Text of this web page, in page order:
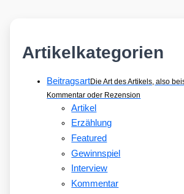
Artikelkategorien
BeitragsartDie Art des Artikels, also
Kommentar oder Rezension
Artikel
Erzählung
Featured
Gewinnspiel
Interview
Kommentar